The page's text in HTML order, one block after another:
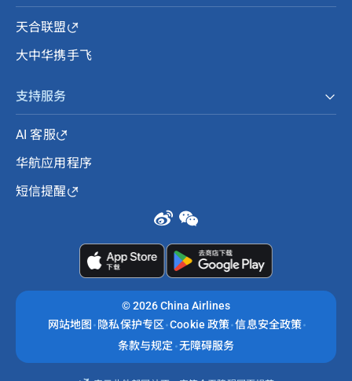
天合联盟
大中华携手飞
支持服务
AI 客服
华航应用程序
短信提醒
©2026 China Airlines
网站地图
隐私保护专区 Cookie 政策 信息安全政策
条款与规定 无障碍服务